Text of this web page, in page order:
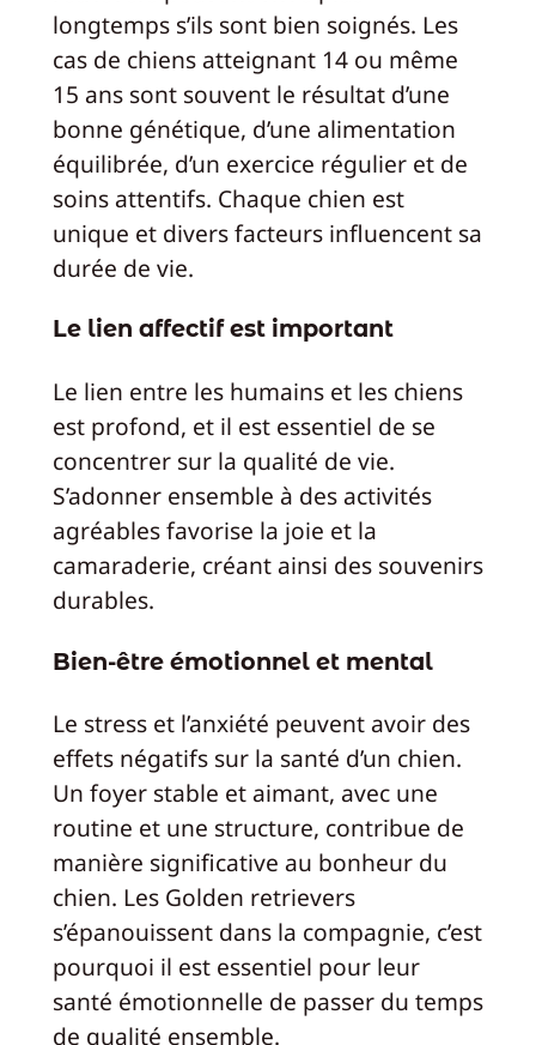
longtemps s’ils sont bien soignés. Les
cas de chiens atteignant 14 ou même
15 ans sont souvent le résultat d’une
bonne génétique, d’une alimentation
équilibrée, d’un exercice régulier et de
soins attentifs. Chaque chien est
unique et divers facteurs influencent sa
durée de vie.
Le lien affectif est important
Le lien entre les humains et les chiens
est profond, et il est essentiel de se
concentrer sur la qualité de vie.
S’adonner ensemble à des activités
agréables favorise la joie et la
camaraderie, créant ainsi des souvenirs
durables.
Bien-être émotionnel et mental
Le stress et l’anxiété peuvent avoir des
effets négatifs sur la santé d’un chien.
Un foyer stable et aimant, avec une
routine et une structure, contribue de
manière significative au bonheur du
chien. Les Golden retrievers
s’épanouissent dans la compagnie, c’est
pourquoi il est essentiel pour leur
santé émotionnelle de passer du temps
de qualité ensemble.